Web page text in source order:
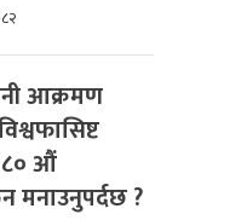
आक्रमण
८० औं
मनाउनुपर्दछ ?